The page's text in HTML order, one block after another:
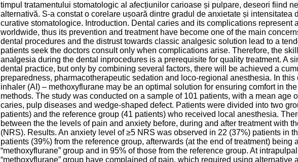
timpul tratamentului stomatologic al afecțiunilor carioase și pulpare, deseori fiind
alternativă. S-a constat o corelare ușoară dintre gradul de anxietate și intensitatea
curative stomatologice. Introduction. Dental caries and its complications represent
worldwide, thus its prevention and treatment have become one of the main
dental procedures and the distrust towards classic analgesic solution lead to a
patients seek the doctors consult only when complications arise. Therefore, the
analgesia during the dental inprocedures is a prerequisite for quality treatment. A
dental practice, but only by combining several factors, there will be achieved a
preparedness, pharmacotherapeutic sedation and loco-regional anesthesia. In
inhaler (AI) – methoxyflurane may be an optimal solution for ensuring comfort in
methods. The study was conducted on a sample of 101 patients, with a mean age
caries, pulp diseases and wedge-shaped defect. Patients were divided into two
patients) and the reference group (41 patients) who received local anesthesia.
between the the levels of pain and anxiety before, during and after treatment with
(NRS). Results. An anxiety level of ≥5 NRS was observed in 22 (37%) patients in
patients (39%) from the reference group, afterwards (at the end of treatment) being
“methoxyflurane” group and in 95% of those from the reference group. At
“methoxyflurane” group have complained of pain, which required using